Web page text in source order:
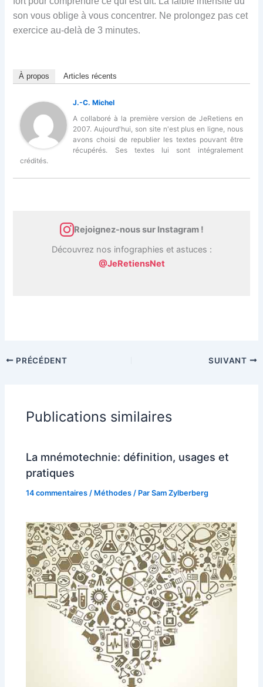
son vous oblige à vous concentrer. Ne prolongez pas cet
exercice au-delà de 3 minutes.
À propos Articles récents
J.-C. Michel
A collaboré à la première version de JeRetiens en
2007. Aujourd'hui, son site n'est plus en ligne, nous
avons choisi de republier les textes pouvant être
récupérés. Ses textes lui sont intégralement
crédités.
Rejoignez-nous sur Instagram !
Découvrez nos infographies et astuces :
@JeRetiensNet
PRÉCÉDENT SUIVANT
Publications similaires
La mnémotechnie: définition, usages et
pratiques
14 commentaires / Méthodes / ParSam Zylberberg